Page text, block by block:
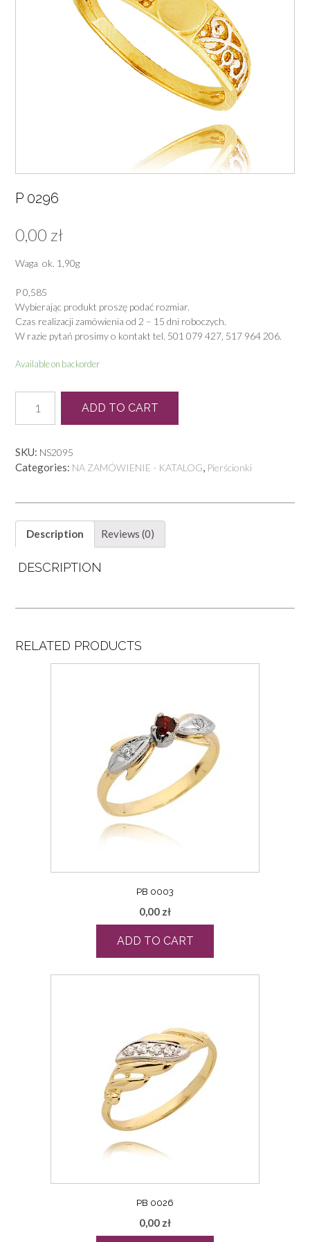
P 0296
0,00 zł
Waga ok. 1,90g
P 0,585
Wybierając produkt proszę podać rozmiar.
Czas realizacji zamówienia od 2 – 15 dni roboczych.
W razie pytań prosimy o kontakt tel. 501 079 427, 517 964 206.
Available on backorder
0296
quantity
ADD TO CART
SKU: NS2095
Categories: NA ZAMÓWIENIE - KATALOG, Pierścionki
Description Reviews (0)
DESCRIPTION
RELATED PRODUCTS
PB 0003
0,00 zł
ADD TO CART
PB 0026
0,00 zł